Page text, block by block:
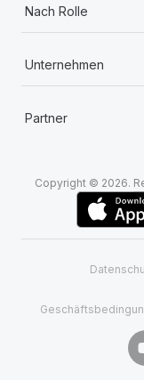
Nach Rolle
Unternehmen
Partner
Copyright © 2026.